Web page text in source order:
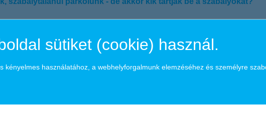
a kocsijában. A parkolást nézve pedig a nők sokkal fegyelmezettebbek,
jelöltjeivel dolgozik együtt a K&H kis- és középvállalatokat célzó
sütiket (cookie) használ.
kényelmes használatához, a webhelyforgalmunk elemzéséhez és személyre